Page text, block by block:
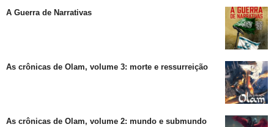
A Guerra de Narrativas
As crônicas de Olam, volume 3: morte e ressurreição
As crônicas de Olam, volume 2: mundo e submundo